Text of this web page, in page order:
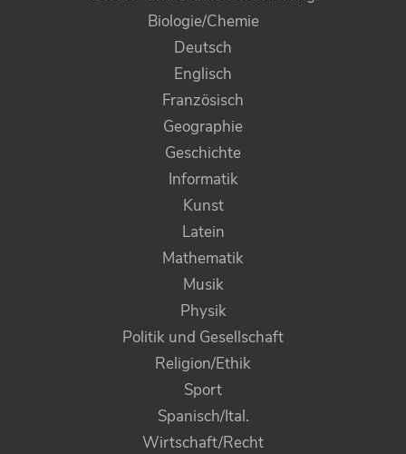
Biologie/Chemie
Deutsch
Englisch
Französisch
Geographie
Geschichte
Informatik
Kunst
Latein
Mathematik
Musik
Physik
Politik und Gesellschaft
Religion/Ethik
Sport
Spanisch/Ital.
Wirtschaft/Recht